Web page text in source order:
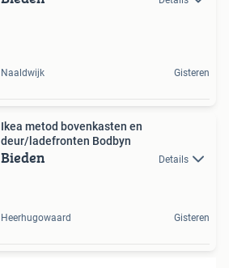
Naaldwijk Gisteren
Ikea metod bovenkasten en
deur/ladefronten Bodbyn
Bieden Details
Heerhugowaard Gisteren